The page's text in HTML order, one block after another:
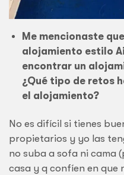
Me mencionaste
alojamiento estilo
encontrar un
¿Qué tipo de retos
el alojamiento?
No es difícil si tienes
propietarios y yo las
no suba a sofa ni cama
casa y q confíen en que